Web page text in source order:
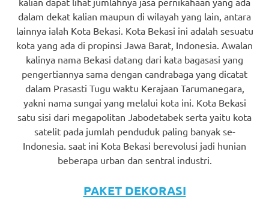
dalam dekat kalian maupun di wilayah yang lain, antara
lainnya ialah Kota Bekasi. Kota Bekasi ini adalah sesuatu
kota yang ada di propinsi Jawa Barat, Indonesia. Awalan
kalinya nama Bekasi datang dari kata bagasasi yang
pengertiannya sama dengan candrabaga yang dicatat
dalam Prasasti Tugu waktu Kerajaan Tarumanegara,
yakni nama sungai yang melalui kota ini. Kota Bekasi
satu sisi dari megapolitan Jabodetabek serta yaitu kota
satelit pada jumlah penduduk paling banyak se-
Indonesia. saat ini Kota Bekasi berevolusi jadi hunian
beberapa urban dan sentral industri.
PAKET DEKORASI